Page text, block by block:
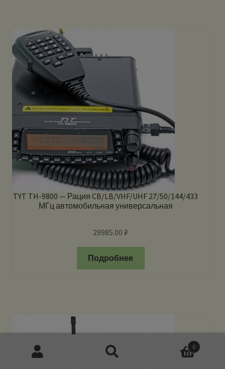
TYT TH-9800 — Рация CB/LB/VHF/UHF 27/50/144/433
МГц автомобильная универсальная
29985.00₽
Подробнее
0